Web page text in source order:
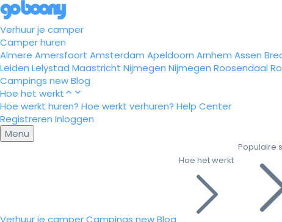
Verhuur je camper
Camper huren
Almere Amersfoort Amsterdam Apeldoorn Arnhem Assen
Leiden Lelystad Maastricht Nijmegen Nijmegen Roosendaal
Campings newBlog
Hoe het werkt
Hoe werkt huren? Hoe werkt verhuren? Help Center
Registreren Inloggen
Menu
Verhuur je camperCampings newBlog
Hoe het werkt
Populaire